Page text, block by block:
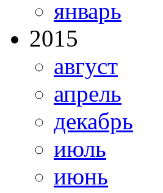
январь
2015
август
апрель
декабрь
июль
июнь